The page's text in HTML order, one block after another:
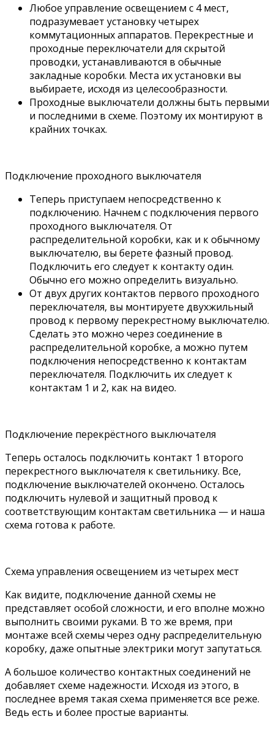
Любое управление освещением с 4 мест,
подразумевает установку четырех
коммутационных аппаратов. Перекрестные и
проходные переключатели для скрытой
проводки, устанавливаются в обычные
закладные коробки. Места их установки вы
выбираете, исходя из целесообразности.
Проходные выключатели должны быть первыми
и последними в схеме. Поэтому их монтируют в
крайних точках.
Подключение проходного выключателя
Теперь приступаем непосредственно к
подключению. Начнем с подключения первого
проходного выключателя. От
распределительной коробки, как и к обычному
выключателю, вы берете фазный провод.
Подключить его следует к контакту один.
Обычно его можно определить визуально.
От двух других контактов первого проходного
переключателя, вы монтируете двухжильный
провод к первому перекрестному выключателю.
Сделать это можно через соединение в
распределительной коробке, а можно путем
подключения непосредственно к контактам
переключателя. Подключить их следует к
контактам 1 и 2, как на видео.
Подключение перекрёстного выключателя
Теперь осталось подключить контакт 1 второго
перекрестного выключателя к светильнику. Все,
подключение выключателей окончено. Осталось
подключить нулевой и защитный провод к
соответствующим контактам светильника — и наша
схема готова к работе.
Схема управления освещением из четырех мест
Как видите, подключение данной схемы не
представляет особой сложности, и его вполне можно
выполнить своими руками. В то же время, при
монтаже всей схемы через одну распределительную
коробку, даже опытные электрики могут запутаться.
А большое количество контактных соединений не
добавляет схеме надежности. Исходя из этого, в
последнее время такая схема применяется все реже.
Ведь есть и более простые варианты.